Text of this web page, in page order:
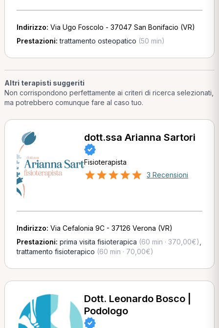
Indirizzo: Via Ugo Foscolo - 37047 San Bonifacio (VR)
Prestazioni:trattamento osteopatico (50 min)
Altri terapisti suggeriti
Non corrispondono perfettamente ai criteri di ricerca selezionati,
ma potrebbero comunque fare al caso tuo.
dott.ssa Arianna Sartori
Fisioterapista
3 Recensioni
Indirizzo: Via Cefalonia 9C - 37126 Verona (VR)
Prestazioni: prima visita fisioterapica (60 min · 370,00€)
trattamento fisioterapico (60 min · 70,00€)
Dott. Leonardo Bosco |
Podologo